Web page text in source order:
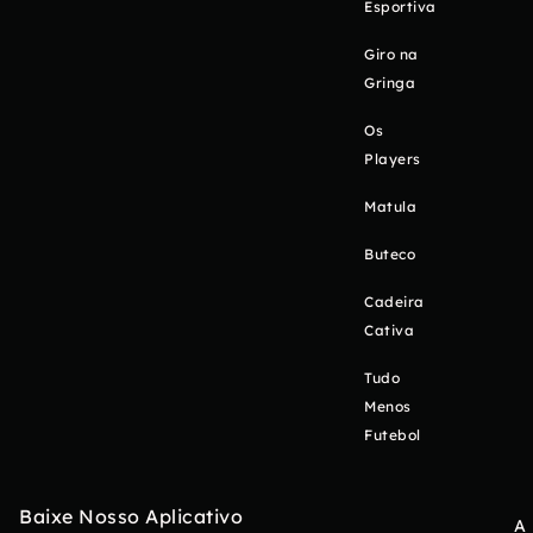
Esportiva
Giro na
Gringa
Os
Players
Matula
Buteco
Cadeira
Cativa
Tudo
Menos
Futebol
Baixe Nosso Aplicativo
A